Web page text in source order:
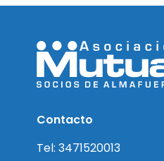
Contacto
Tel: 3471520013